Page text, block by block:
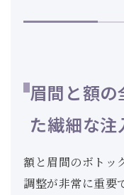
眉間と額
た繊細な注
額と眉間のボトッ
調整が非常に重要